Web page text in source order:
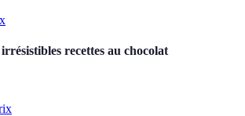
recettes au chocolat